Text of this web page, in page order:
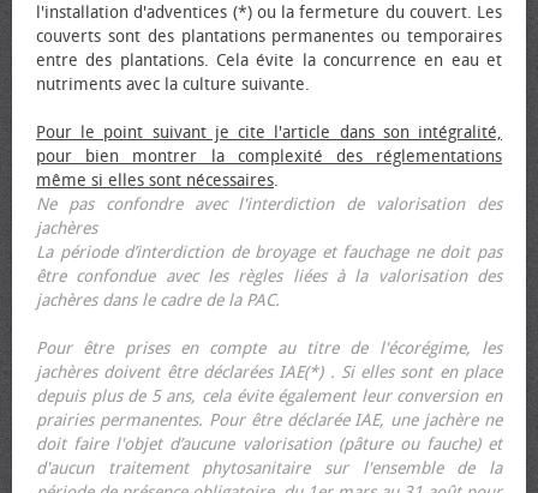
l'installation d'adventices (*) ou la fermeture du couvert. Les
couverts sont des plantations permanentes ou temporaires
entre des plantations. Cela évite la concurrence en eau et
nutriments avec la culture suivante.
Pour le point suivant je cite l'article dans son intégralité,
pour bien montrer la complexité des réglementations
même si elles sont nécessaires.
Ne pas confondre avec l'interdiction de valorisation des
jachères
La période d’interdiction de broyage et fauchage ne doit pas
être confondue avec les règles liées à la valorisation des
jachères dans le cadre de la PAC.
Pour être prises en compte au titre de l'écorégime, les
jachères doivent être déclarées IAE(*) . Si elles sont en place
depuis plus de 5 ans, cela évite également leur conversion en
prairies permanentes. Pour être déclarée IAE, une jachère ne
doit faire l'objet d’aucune valorisation (pâture ou fauche) et
d'aucun traitement phytosanitaire sur l'ensemble de la